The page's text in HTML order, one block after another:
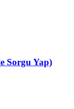
Sorgu Yap)